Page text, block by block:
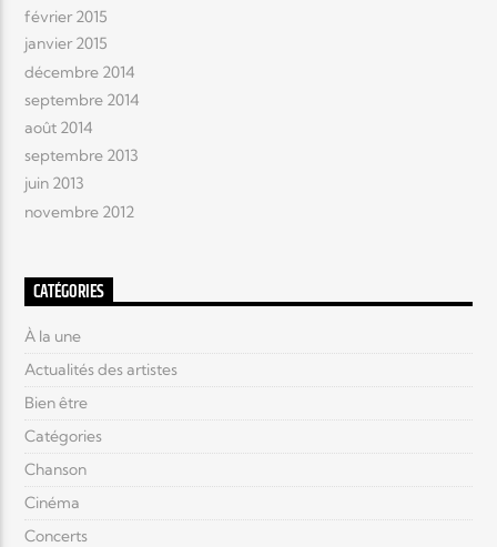
février 2015
janvier 2015
décembre 2014
septembre 2014
août 2014
septembre 2013
juin 2013
novembre 2012
CATÉGORIES
À la une
Actualités des artistes
Bien être
Catégories
Chanson
Cinéma
Concerts